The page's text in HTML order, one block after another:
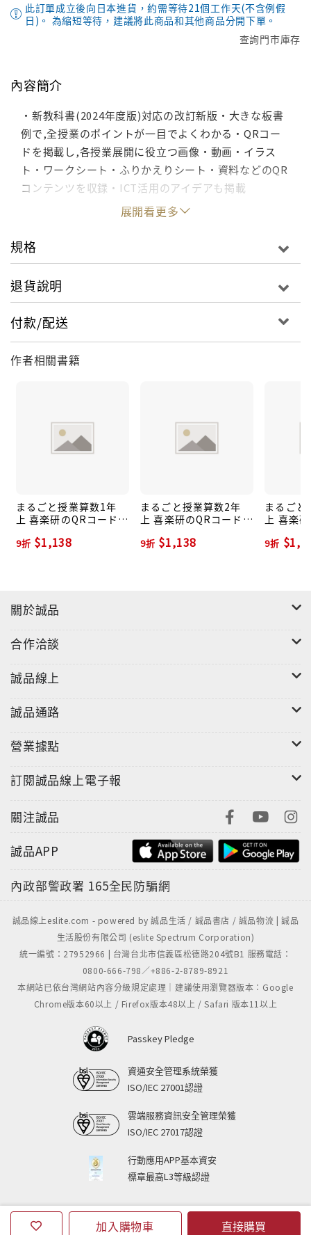
加入購物車 直接購買
此訂單成立後向日本進貨，約需等待21個工作天(不含例假
日)。 為縮短等待，建議將此商品和其他商品分開下單。
查詢門市庫存
內容簡介
・新教科書(2024年度版)対応の改訂新版・大きな板書
例で,全授業のポイントが一目でよくわかる・QRコー
ドを掲載し,各授業展開に役立つ画像・動画・イラス
ト・ワークシート・ふりかえりシート・資料などのQR
コンテンツを収録・ICT活用のアイデアも掲載
展開看更多
規格
退貨說明
付款/配送
作者相關書籍
まるごと授業算数1年
上 喜楽研のQRコードつ
版)
9折 $1,138
まるごと授業算数2年
上 喜楽研のQRコードつ
版)
9折 $1,138
まるごと
上 喜楽
版)
9折
關於誠品
合作洽談
誠品線上
誠品通路
營業據點
訂閱誠品線上電子報
關注誠品
誠品APP
內政部警政署 165全民防騙網
誠品線上eslite.com - powered by 誠品生活 / 誠品書店 / 誠品物流 | 誠品
生活股份有限公司 (eslite Spectrum Corporation)
統一編號：27952966 | 台灣台北市信義區松德路204號B1 服務電話：
0800-666-798／+886-2-8789-8921
本網站已依台灣網站內容分級規定處理｜建議使用瀏覽器版本：Google
Chrome版本60以上 / Firefox版本48以上 / Safari 版本11以上
Passkey Pledge
資通安全管理系統榮獲
ISO/IEC 27001認證
雲端服務資訊安全管理榮獲
ISO/IEC 27017認證
行動應用APP基本資安
標章最高L3等級認證